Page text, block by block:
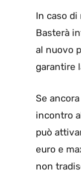
In caso
Basterà
al nuovo
garantire
Se
incontro
può
euro e
non